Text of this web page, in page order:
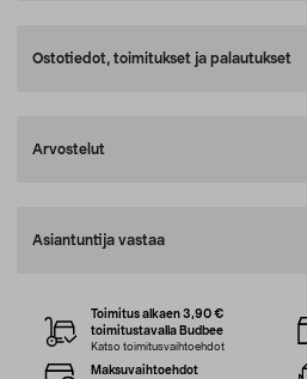
Ostotiedot, toimitukset ja palautukset
Arvostelut
Asiantuntija vastaa
Toimitus alkaen 3,90 €
toimitustavalla Budbee
Katso toimitusvaihtoehdot
Maksuvaihtoehdot